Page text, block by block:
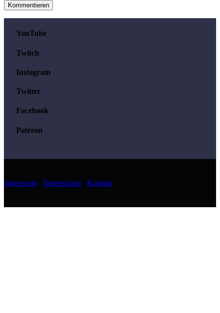
YouTube
Twitch
Instagram
Twitter
Facebook
Patreon
Impressum Datenschutz Kontakt